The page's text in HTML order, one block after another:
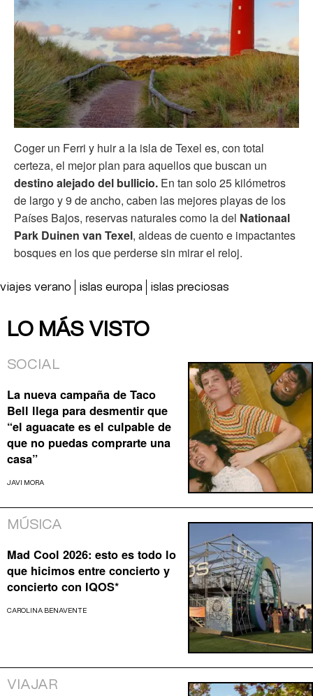
Coger un Ferri y huir a la isla de Texel es, con total
certeza, el mejor plan para aquellos que buscan un
destino alejado del bullicio. En tan solo 25 kilómetros
de largo y 9 de ancho, caben las mejores playas de los
Países Bajos, reservas naturales como la del Nationaal
Park Duinen van Texel, aldeas de cuento e impactantes
bosques en los que perderse sin mirar el reloj.
viajes verano islas europa islas preciosas
LO MÁS VISTO
SOCIAL
La nueva campaña de Taco
Bell llega para desmentir que
“el aguacate es el culpable de
que no puedas comprarte una
casa”
JAVI MORA
MÚSICA
Mad Cool 2026: esto es todo lo
que hicimos entre concierto y
concierto con IQOS*
CAROLINA BENAVENTE
VIAJAR